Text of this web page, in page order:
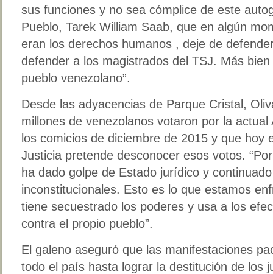
sus funciones y no sea cómplice de este
Pueblo, Tarek William Saab, que en algún
eran los derechos humanos , deje de
defender a los magistrados del TSJ. Más
pueblo venezolano”.
Desde las adyacencias de Parque Cristal,
millones de venezolanos votaron por la
los comicios de diciembre de 2015 y que hoy
Justicia pretende desconocer esos votos.
ha dado golpe de Estado jurídico y
inconstitucionales. Esto es lo que estamos
tiene secuestrado los poderes y usa a los
contra el propio pueblo”.
El galeno aseguró que las manifestaciones
todo el país hasta lograr la destitución de los